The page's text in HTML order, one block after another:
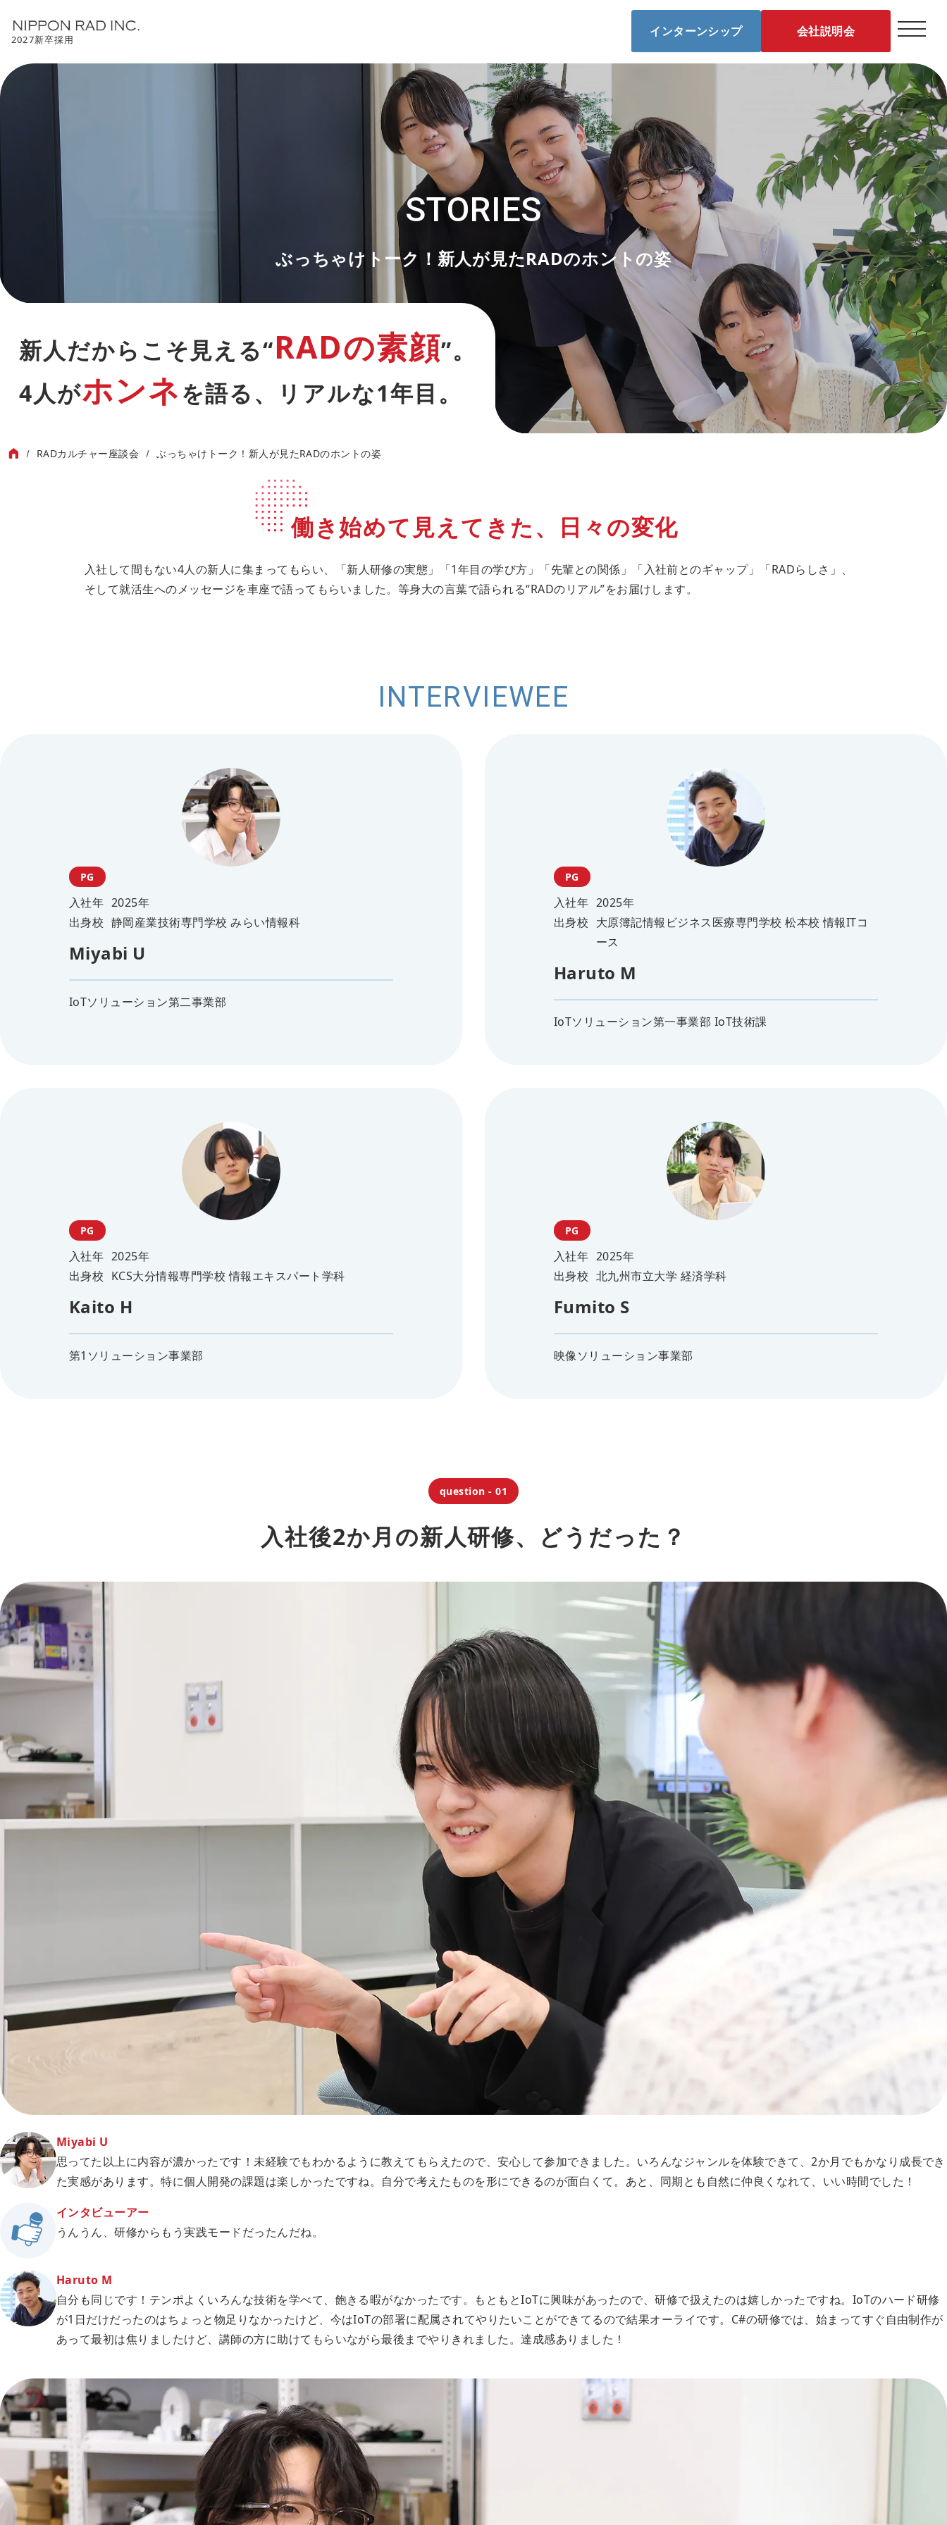
2027新卒採用
インターンシップ 会社説明会
STORIES
ぶっちゃけトーク！新人が見たRADのホントの姿
新人だからこそ見える“RADの素顔”。
4人がホンネを語る、リアルな1年目。
RADカルチャー座談会 ぶっちゃけトーク！新人が見たRADのホントの姿
働き始めて見えてきた、日々の変化
入社して間もない4人の新人に集まってもらい、「新人研修の実態」「1年目の学び方」「先輩との関係」「入社前とのギャップ」「RADらしさ」、
そして就活生へのメッセージを車座で語ってもらいました。等身大の言葉で語られる“RADのリアル”をお届けします。
INTERVIEWEE
PG
入社年 2025年
出身校 静岡産業技術専門学校 みらい情報科
Miyabi U
IoTソリューション第二事業部
PG
入社年 2025年
出身校 大原簿記情報ビジネス医療専門学校 松本校 情報ITコ
ース
Haruto M
IoTソリューション第一事業部 IoT技術課
PG
入社年 2025年
出身校 KCS大分情報専門学校 情報エキスパート学科
Kaito H
第1ソリューション事業部
PG
入社年 2025年
出身校 北九州市立大学 経済学科
Fumito S
映像ソリューション事業部
question - 01
入社後2か月の新人研修、どうだった？
Miyabi U
思ってた以上に内容が濃かったです！未経験でもわかるように教えてもらえたので、安心して参加できました。いろんなジャンルを体験できて、2か月でもかなり成長でき
た実感があります。特に個人開発の課題は楽しかったですね。自分で考えたものを形にできるのが面白くて。あと、同期とも自然に仲良くなれて、いい時間でした！
インタビューアー
うんうん、研修からもう実践モードだったんだね。
Haruto M
自分も同じです！テンポよくいろんな技術を学べて、飽きる暇がなかったです。もともとIoTに興味があったので、研修で扱えたのは嬉しかったですね。IoTのハード研修
が1日だけだったのはちょっと物足りなかったけど、今はIoTの部署に配属されてやりたいことができてるので結果オーライです。C#の研修では、始まってすぐ自由制作が
あって最初は焦りましたけど、講師の方に助けてもらいながら最後までやりきれました。達成感ありました！